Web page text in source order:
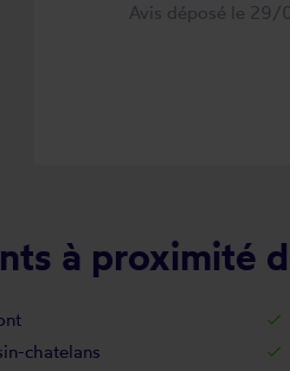
Avis déposé le
à proximité
chatelans